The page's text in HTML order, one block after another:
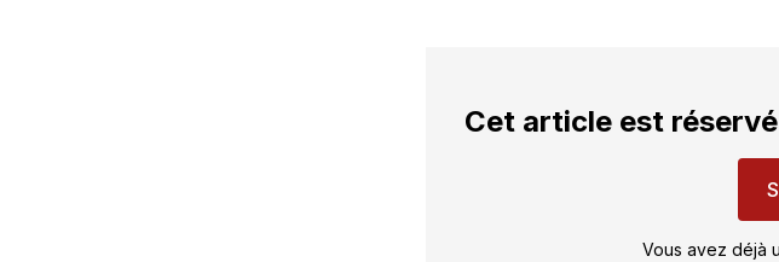
Cet article est
Vous avez déjà